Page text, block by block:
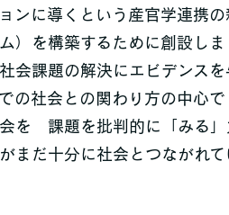
ンに導くという産官学連携
）を構築するために創設し
会課題の解決にエビデンスを
の社会との関わり方の中心
を 課題を批判的に「みる」
まだ十分に社会とつながれ